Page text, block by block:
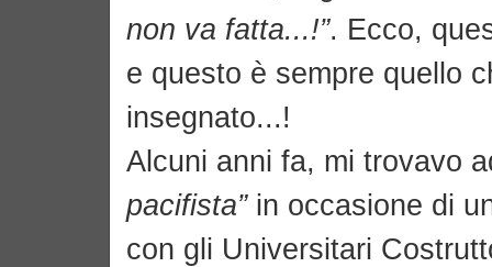
non va fatta...!”. Ecco,
e questo è sempre quello
insegnato...!
Alcuni anni fa, mi trovavo
pacifista” in occasione di
con gli Universitari